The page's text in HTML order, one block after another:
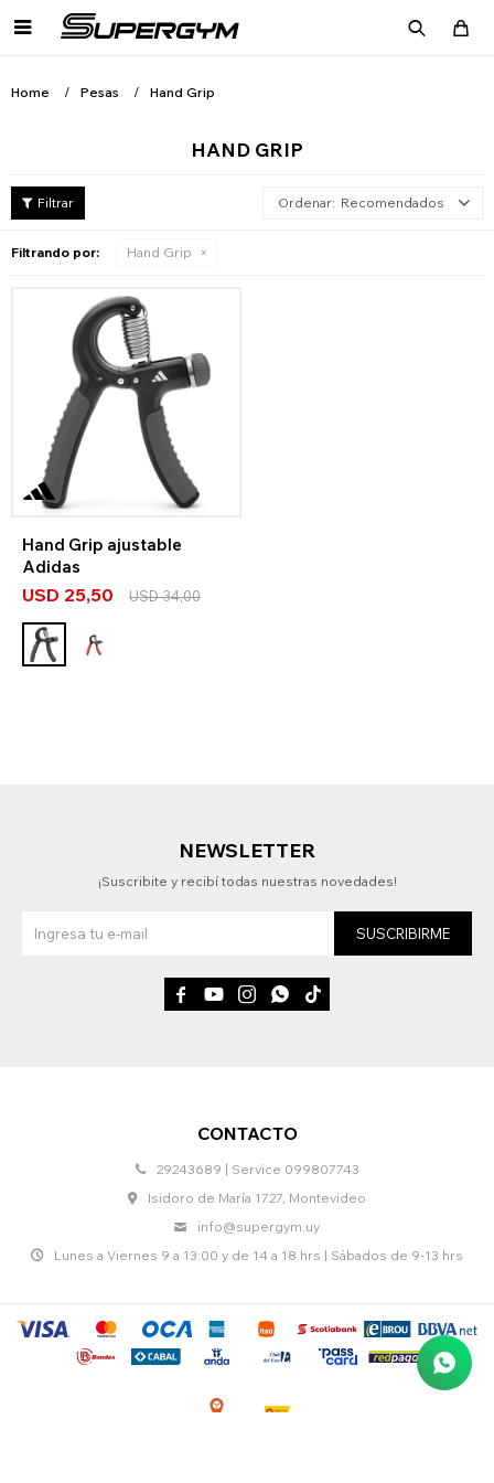

Home Pesas Hand Grip
HAND GRIP
Recomendados
Filtrando por: Hand Grip
Hand Grip ajustable
Adidas
USD 25,50 USD34,00
CONTACTO
29243689 | Service 099807743
Isidoro de María 1727, Montevideo
info@supergym.uy
Lunes a Viernes 9 a 13:00 y de 14 a 18 hrs | Sábados de 9-13 hrs
NEWSLETTER
¡Suscribite y recibí todas nuestras novedades!
SUSCRIBIRME
    